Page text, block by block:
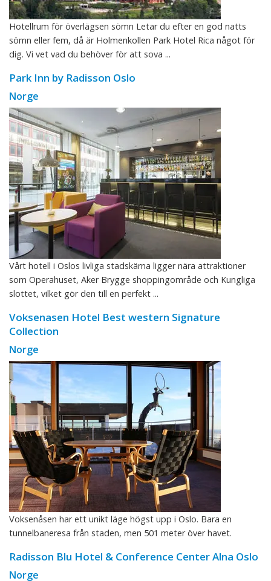
Hotellrum för överlägsen sömn Letar du efter en god natts
sömn eller fem, då är Holmenkollen Park Hotel Rica något för
dig. Vi vet vad du behöver för att sova ...
Park Inn by Radisson Oslo
Norge
Vårt hotell i Oslos livliga stadskärna ligger nära attraktioner
som Operahuset, Aker Brygge shoppingområde och Kungliga
slottet, vilket gör den till en perfekt ...
Voksenasen Hotel Best western Signature
Collection
Norge
Voksenåsen har ett unikt läge högst upp i Oslo. Bara en
tunnelbaneresa från staden, men 501 meter över havet.
Radisson Blu Hotel & Conference Center Alna Oslo
Norge